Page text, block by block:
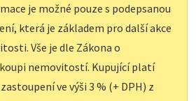
je možné pouze s podepsanou
která je základem pro další akce
Vše je dle Zákona o
nemovitostí. Kupující platí
ve výši 3 % (+ DPH) z